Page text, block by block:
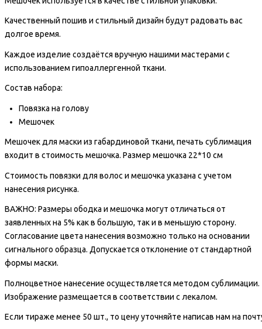
Качественный пошив и стильный дизайн будут радовать вас
долгое время.
Каждое изделие создаётся вручную нашими мастерами с
использованием гипоаллергенной ткани.
Состав набора:
Повязка на голову
Мешочек
Мешочек для маски из габардиновой ткани, печать сублимация
входит в стоимость мешочка. Размер мешочка 22*10 см
Стоимость повязки для волос и мешочка указана с учетом
нанесения рисунка.
ВАЖНО: Размеры ободка и мешочка могут отличаться от
заявленных на 5% как в большую, так и в меньшую сторону.
Согласование цвета нанесения возможно только на основании
сигнального образца. Допускается отклонение от стандартной
формы маски.
Полноцветное нанесение осуществляется методом сублимации.
Изображение размещается в соответствии с лекалом.
Если тираже менее 50 шт., то цену уточняйте написав нам на